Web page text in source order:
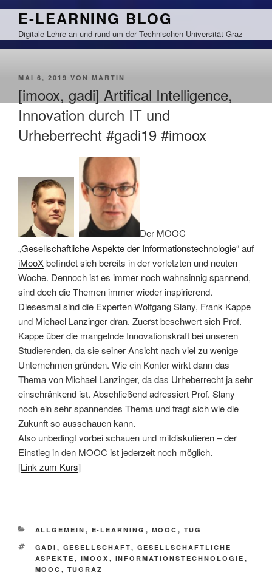
Zum
springen
E-LEARNING BLOG
Digitale Lehre an und rund um der Technischen Universität Graz
VERÖFFENTLICHT
MAI 6, 2019 VON MARTIN
[imoox, gadi] Artifical Intelligence,
Innovation durch IT und
Urheberrecht #gadi19 #imoox
Der MOOC
„Gesellschaftliche Aspekte der Informationstechnologie“ auf
iMooXbefindet sich bereits in der vorletzten und neuten
Woche. Dennoch ist es immer noch wahnsinnig spannend,
sind doch die Themen immer wieder inspirierend.
Diesesmal sind die Experten Wolfgang Slany, Frank Kappe
und Michael Lanzinger dran. Zuerst beschwert sich Prof.
Kappe über die mangelnde Innovationskraft bei unseren
Studierenden, da sie seiner Ansicht nach viel zu wenige
Unternehmen gründen. Wie ein Konter wirkt dann das
Thema von Michael Lanzinger, da das Urheberrecht ja sehr
einschränkend ist. Abschließend adressiert Prof. Slany
noch ein sehr spannendes Thema und fragt sich wie die
Zukunft so ausschauen kann.
Also unbedingt vorbei schauen und mitdiskutieren – der
Einstieg in den MOOC ist jederzeit noch möglich.
[Link zum Kurs]
KATEGORIEN
ALLGEMEIN , E-LEARNING , MOOC , TUG
SCHLAGWÖRTER
GADI , GESELLSCHAFT, GESELLSCHAFTLICHE
ASPEKTE , IMOOX , INFORMATIONSTECHNOLOGIE ,
MOOC , TUGRAZ